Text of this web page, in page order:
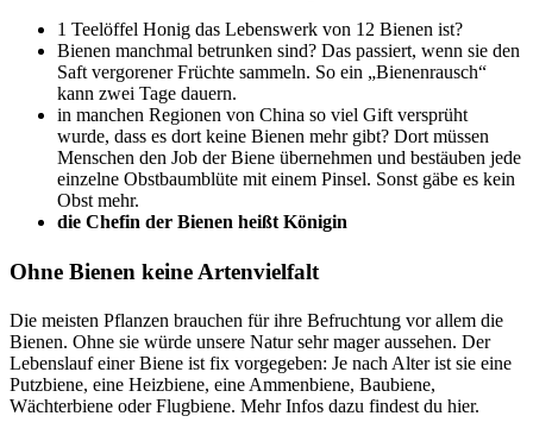
1 Teelöffel Honig das Lebenswerk von 12 Bienen ist?
Bienen manchmal betrunken sind? Das passiert, wenn sie den
Saft vergorener Früchte sammeln. So ein „Bienenrausch“
kann zwei Tage dauern.
in manchen Regionen von China so viel Gift versprüht
wurde, dass es dort keine Bienen mehr gibt? Dort müssen
Menschen den Job der Biene übernehmen und bestäuben jede
einzelne Obstbaumblüte mit einem Pinsel. Sonst gäbe es kein
Obst mehr.
die Chefin der Bienen heißt Königin
Ohne Bienen keine Artenvielfalt
Die meisten Pflanzen brauchen für ihre Befruchtung vor allem die
Bienen. Ohne sie würde unsere Natur sehr mager aussehen. Der
Lebenslauf einer Biene ist fix vorgegeben: Je nach Alter ist sie eine
Putzbiene, eine Heizbiene, eine Ammenbiene, Baubiene,
Wächterbiene oder Flugbiene. Mehr Infos dazu findest du hier.